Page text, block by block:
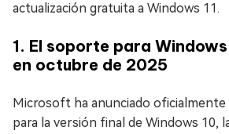
actualización gratuita a Windows 11.
1. El soporte para
en octubre de 2025
Microsoft ha anunciado
para la versión final de Windows 10,